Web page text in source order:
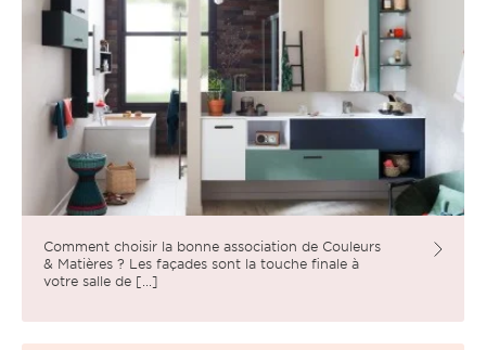
Comment choisir la bonne association de Couleurs
& Matières ? Les façades sont la touche finale à
votre salle de [...]